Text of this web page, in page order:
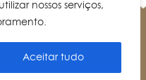
nossos serviços,
Aceitar tudo
HORÁRIO!